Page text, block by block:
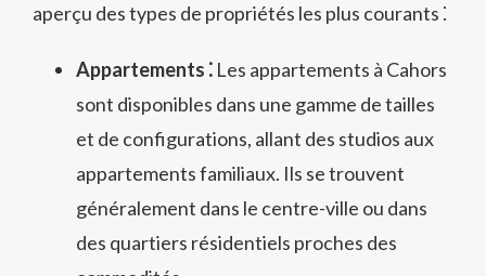
aperçu des types de propriétés les plus courants ⁚
Appartements ⁚ Les appartements à Cahors
sont disponibles dans une gamme de tailles
et de configurations, allant des studios aux
appartements familiaux. Ils se trouvent
généralement dans le centre-ville ou dans
des quartiers résidentiels proches des